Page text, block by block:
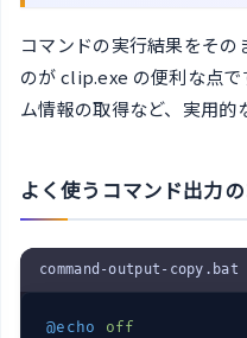
コマンドの実行結果をそ
のが clip.exe の便利な点
ム情報の取得など、実用的
よく使うコマンド出力
command-output-copy.bat
@echo
off